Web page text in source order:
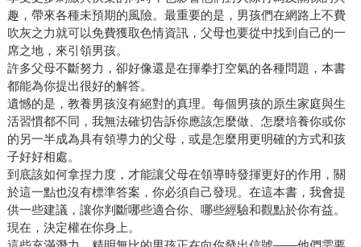
趣，帶來各種未預期的風險。最重要的是，男孩們在網路上不費
吹灰之力就可以免費獲取色情資訊，父母也要從中找到自己的一
席之地，來引領男孩。
許多父母不斷努力，卻好像還是在揮拳打空氣的各種問題，本書
都能為你提出很好的解答。
遺憾的是，教養男孩沒有絕對的真理。每個男孩的原生家庭與生
活習慣都不同，我無法確切告訴你應該怎麼做、怎麼培養你或你
的另一半成為具有領導力的父母，或是怎麼用更明確的方式和孩
子好好相處。
到底該如何拿捏力度，才能讓父母在領導時發揮更好的作用，關
於這一點也沒有標準答案，你必須自己發現。在這本書，我會提
供一些建議，讓你判斷哪些適合你、哪些經驗和觀點於你有益。
現在，決定權在你身上。